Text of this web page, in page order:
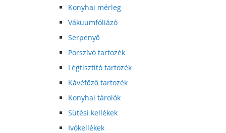
Konyhai mérleg
Vákuumfóliázó
Serpenyő
Porszívó tartozék
Légtisztító tartozék
Kávéfőző tartozék
Konyhai tárolók
Sütési kellékek
Ivókellékek